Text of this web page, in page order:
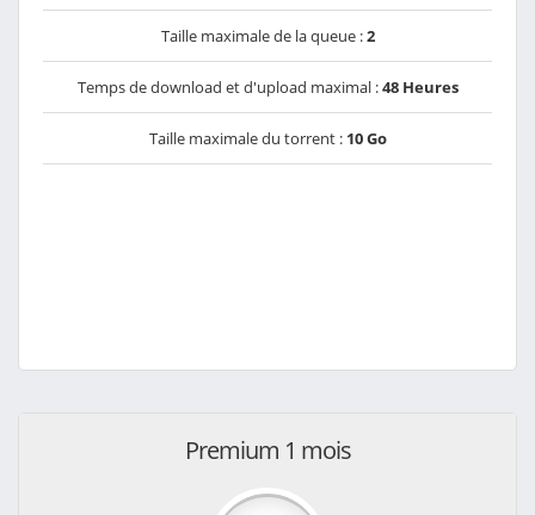
Taille maximale de la queue :2
Temps de download et d'upload maximal :48 Heures
Taille maximale du torrent : 10 Go
Premium 1 mois